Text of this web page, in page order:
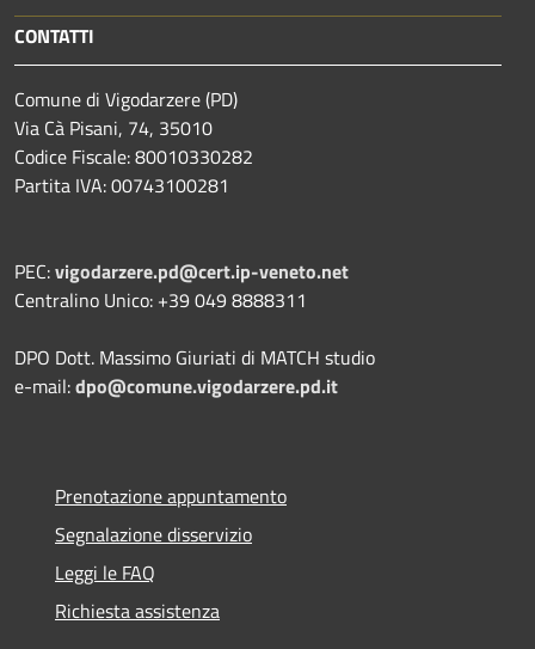
CONTATTI
Comune di Vigodarzere (PD)
Via Cà Pisani, 74, 35010
Codice Fiscale: 80010330282
Partita IVA: 00743100281
PEC:vigodarzere.pd@cert.ip-veneto.net
Centralino Unico: +39 049 8888311
DPO Dott. Massimo Giuriati di MATCH studio
e-mail:dpo@comune.vigodarzere.pd.it
Prenotazione appuntamento
Segnalazione disservizio
Leggi le FAQ
Richiesta assistenza